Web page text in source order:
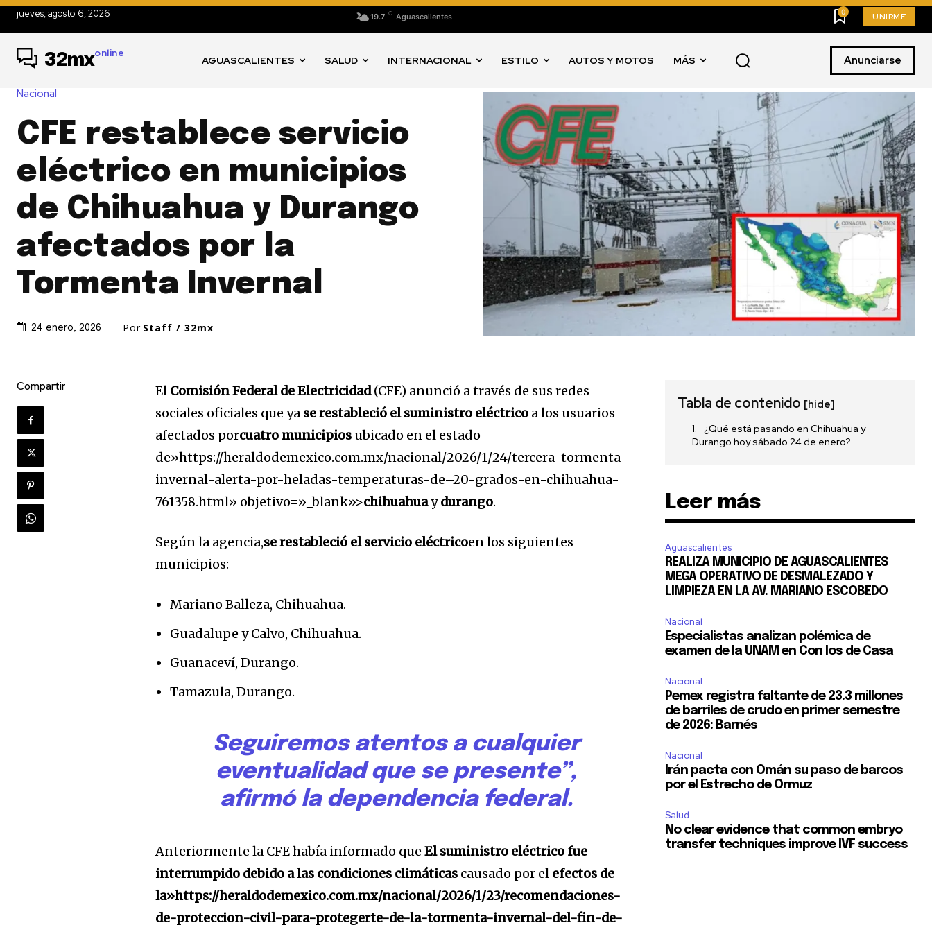
Únete a nuestra
comunidad de
la conversación.
Para suscribirte, solo escribe tu dirección de correo eletrónico y da
click en el botón de "suscribir". No te preocupes, respetamos tu
privacidad y no enviaremos correo basura a tu INBOX. Tu información
está segura con nosotros.
Acepto laPolítica de Privacidad
19.7 C Aguascalientes
jueves, agosto 6, 2026 0 UNIRME
32mxonline
AGUASCALIENTES SALUD INTERNACIONAL ESTILO AUTOS Y MOTOS MÁS Anunciarse
Nacional
CFE restablece servicio
eléctrico en municipios
de Chihuahua y Durango
afectados por la
Tormenta Invernal
24 enero, 2026 Por Staff / 32mx
Compartir El Comisión Federal de Electricidad(CFE) anunció a través de sus redes
sociales oficiales que ya se restableció el suministro eléctrico a los usuarios
afectados porcuatro municipios ubicado en el estado
de»https://heraldodemexico.com.mx/nacional/2026/1/24/tercera-tormenta-
invernal-alerta-por-heladas-temperaturas-de–20-grados-en-chihuahua-
761358.html» objetivo=»_blank»>chihuahuaydurango.
Según la agencia,se restableció el servicio eléctricoen los siguientes
municipios:
Mariano Balleza, Chihuahua.
Guadalupe y Calvo, Chihuahua.
Guanaceví, Durango.
Tamazula, Durango.
Seguiremos atentos a cualquier
eventualidad que se presente”,
afirmó la dependencia federal.
Anteriormente la CFE había informado queEl suministro eléctrico fue
interrumpido debido a las condiciones climáticas causado por el efectos de
la»https://heraldodemexico.com.mx/nacional/2026/1/23/recomendaciones-
de-proteccion-civil-para-protegerte-de-la-tormenta-invernal-del-fin-de-
Tabla de contenido [hide]
¿Qué está pasando en Chihuahua y
Durango hoy sábado 24 de enero?
Leer más
Aguascalientes
REALIZA MUNICIPIO DE AGUASCALIENTES
MEGA OPERATIVO DE DESMALEZADO Y
LIMPIEZA EN LA AV. MARIANO ESCOBEDO
Nacional
Especialistas analizan polémica de
examen de la UNAM en Con los de Casa
Nacional
Pemex registra faltante de 23.3 millones
de barriles de crudo en primer semestre
de 2026: Barnés
Nacional
Irán pacta con Omán su paso de barcos
por el Estrecho de Ormuz
Salud
No clear evidence that common embryo
transfer techniques improve IVF success